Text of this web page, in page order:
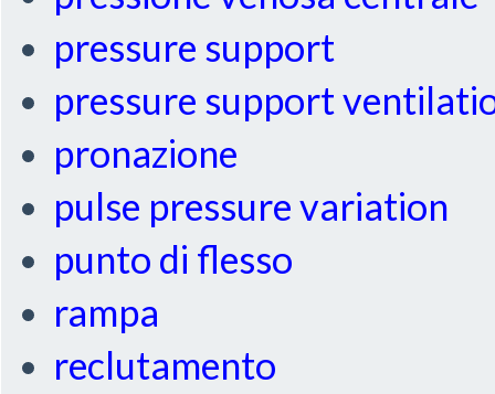
pressure support
pressure support
pronazione
pulse pressure variation
punto di flesso
rampa
reclutamento